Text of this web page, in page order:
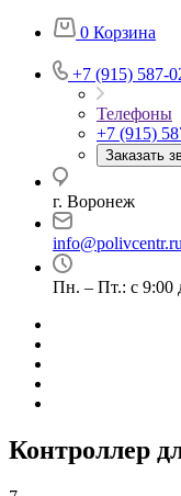
0 Корзина
+7 (915) 587-
Телефоны
+7 (915)
Заказать
г. Воронеж
info@polivcentr.ru
Пн. – Пт.: с 9:00
Контроллер